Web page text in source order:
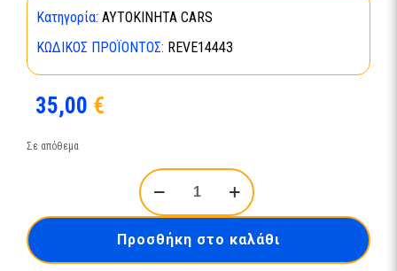
Κατηγορία: ΑΥΤΟΚΙΝΗΤΑ CARS
ΚΩΔΙΚΌΣ ΠΡΟΪΌΝΤΟΣ: REVE14443
35,00 €
Σε απόθεμα
Greased
Lightning
48
Conver
14443
Προσθήκη στο καλάθι